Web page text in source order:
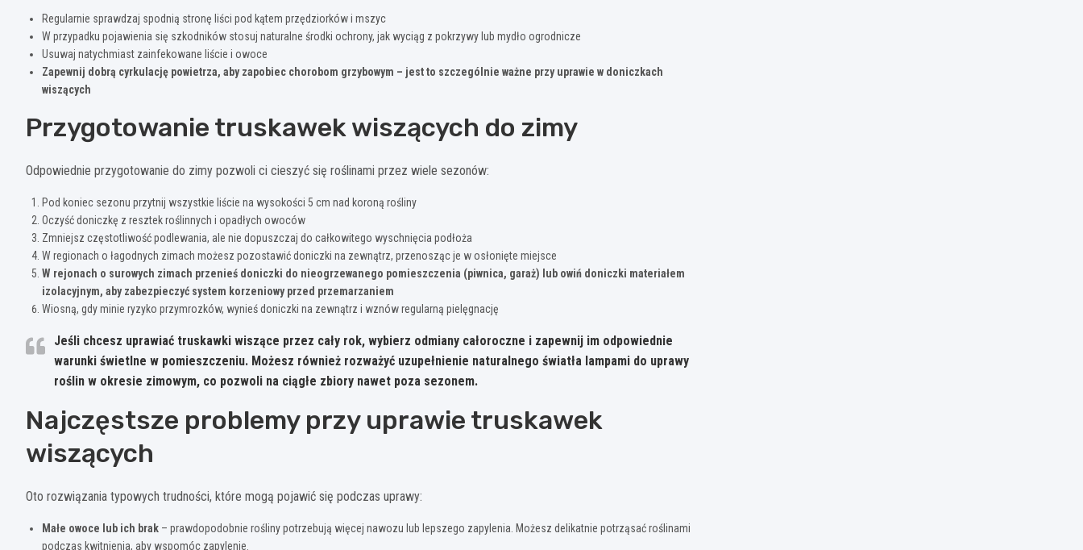
Regularnie sprawdzaj spodnią stronę liści pod kątem przędziorków i mszyc
W przypadku pojawienia się szkodników stosuj naturalne środki ochrony, jak wyciąg z pokrzywy lub mydło ogrodnicze
Usuwaj natychmiast zainfekowane liście i owoce
Zapewnij dobrą cyrkulację powietrza, aby zapobiec chorobom grzybowym – jest to szczególnie ważne przy uprawie w doniczkach
wiszących
Przygotowanie truskawek wiszących do zimy
Odpowiednie przygotowanie do zimy pozwoli ci cieszyć się roślinami przez wiele sezonów:
Pod koniec sezonu przytnij wszystkie liście na wysokości 5 cm nad koroną rośliny
Oczyść doniczkę z resztek roślinnych i opadłych owoców
Zmniejsz częstotliwość podlewania, ale nie dopuszczaj do całkowitego wyschnięcia podłoża
W regionach o łagodnych zimach możesz pozostawić doniczki na zewnątrz, przenosząc je w osłonięte miejsce
W rejonach o surowych zimach przenieś doniczki do nieogrzewanego pomieszczenia (piwnica, garaż) lub owiń doniczki materiałem
izolacyjnym, aby zabezpieczyć system korzeniowy przed przemarzaniem
Wiosną, gdy minie ryzyko przymrozków, wynieś doniczki na zewnątrz i wznów regularną pielęgnację
Jeśli chcesz uprawiać truskawki wiszące przez cały rok, wybierz odmiany całoroczne i zapewnij im odpowiednie
warunki świetlne w pomieszczeniu. Możesz również rozważyć uzupełnienie naturalnego światła lampami do uprawy
roślin w okresie zimowym, co pozwoli na ciągłe zbiory nawet poza sezonem.
Najczęstsze problemy przy uprawie truskawek
wiszących
Oto rozwiązania typowych trudności, które mogą pojawić się podczas uprawy:
Małe owoce lub ich brak – prawdopodobnie rośliny potrzebują więcej nawozu lub lepszego zapylenia. Możesz delikatnie potrząsać roślinami
podczas kwitnienia, aby wspomóc zapylenie.